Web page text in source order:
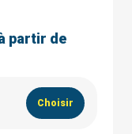
partir de
Choisir